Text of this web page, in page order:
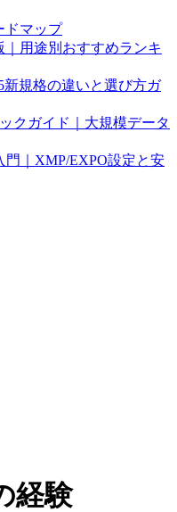
ドマップ
｜用途別おすすめランキ
規格の違いと選び方ガ
クガイド｜大規模データ
門｜XMP/EXPO設定と安
経験